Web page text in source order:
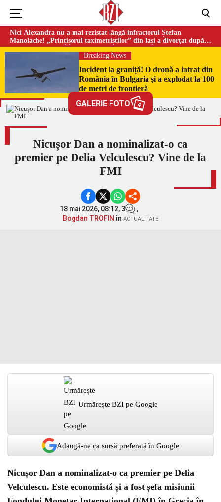
Nici Alexandra nu a mai rezistat lângă infractorul Ștefan
Manolache! „Prințișorul taximetriștilor” din Iași a divorţat după
doi ani de căsnicie
Breaking News
Incident la graniță! O dronă a intrat din
România în Bulgaria şi a explodat la 100
de metri de frontieră
GALERIE FOTO 4
Nicușor Dan a nominalizat-o ca
premier pe Delia Velculescu? Vine de la
FMI
18 mai 2026, 08:12, 3
,
Bogdan TROFIN în ACTUALITATE
Urmărește BZI pe Google
Adaugă-ne ca sursă preferată în Google
Nicușor Dan a nominalizat-o ca premier pe Delia
Velculescu. Este economistă și a fost șefa misiunii